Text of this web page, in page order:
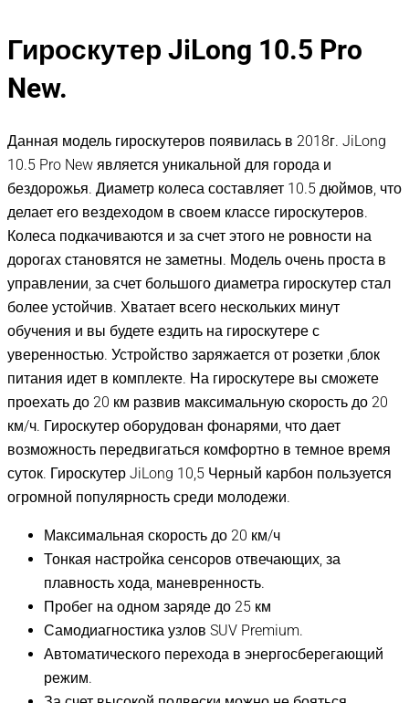
Гироскутер JiLong 10.5 Pro
New.
Данная модель гироскутеров появилась в 2018г. JiLong
10.5 Pro New является уникальной для города и
бездорожья. Диаметр колеса составляет 10.5 дюймов, что
делает его вездеходом в своем классе гироскутеров.
Колеса подкачиваются и за счет этого не ровности на
дорогах становятся не заметны. Модель очень проста в
управлении, за счет большого диаметра гироскутер стал
более устойчив. Хватает всего нескольких минут
обучения и вы будете ездить на гироскутере с
уверенностью. Устройство заряжается от розетки ,блок
питания идет в комплекте. На гироскутере вы сможете
проехать до 20 км развив максимальную скорость до 20
км/ч. Гироскутер оборудован фонарями, что дает
возможность передвигаться комфортно в темное время
суток. Гироскутер JiLong 10,5 Черный карбон пользуется
огромной популярность среди молодежи.
Максимальная скорость до 20 км/ч
Тонкая настройка сенсоров отвечающих, за
плавность хода, маневренность.
Пробег на одном заряде до 25 км
Самодиагностика узлов SUV Premium.
Автоматического перехода в энергосберегающий
режим.